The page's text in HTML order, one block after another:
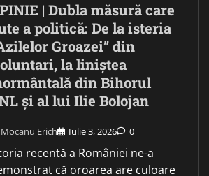
| Dubla măsură care
a politică: De la isteria
Groazei” din
la liniștea
din Bihorul
și al lui Ilie Bolojan
Mocanu Erich Iulie 3, 2026 0
recentă a României ne-a
că oroarea are culoare